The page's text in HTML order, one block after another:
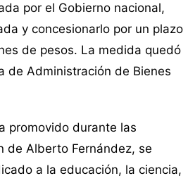
por el Gobierno nacional,
y concesionarlo por un plazo
de pesos. La medida quedó
de Administración de Bienes
promovido durante las
de Alberto Fernández, se
a la educación, la ciencia,